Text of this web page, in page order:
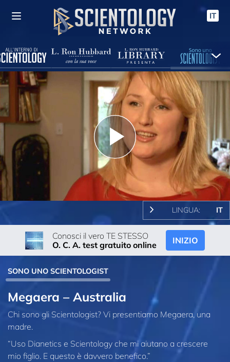
IT
Play
Video
LINGUA: IT
Conosci il vero TE STESSO
O. C. A. test gratuito online
INIZIO
SONO UNO SCIENTOLOGIST
Megaera – Australia
Chi sono gli Scientologist? Vi presentiamo Megaera, una
madre.
“Uso Dianetics e Scientology che mi aiutano a crescere
mio figlio. E questo è davvero benefico.”